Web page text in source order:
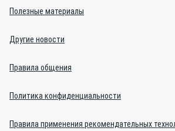
Полезные материалы
Другие новости
Правила общения
Политика конфиденциальности
Правила применения рекомендательных